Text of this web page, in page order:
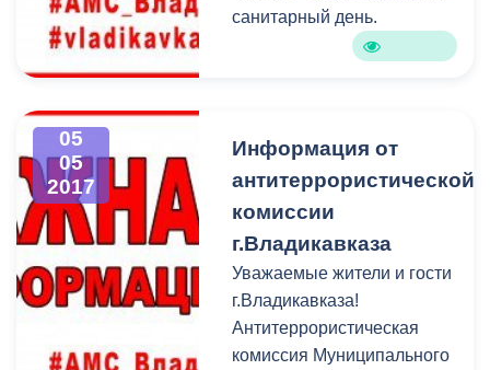
Петру Барбашову.
санитарный день.
05
05
2017
Информация от
антитеррористической
комиссии
г.Владикавказа
Уважаемые жители и гости
г.Владикавказа!
Антитеррористическая
комиссия Муниципального